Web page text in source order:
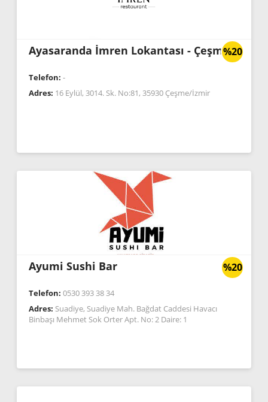
%20
Ayasaranda İmren Lokantası - Çeşme
Telefon: -
Adres: 16 Eylül, 3014. Sk. No:81, 35930 Çeşme/İzmir
%20
Ayumi Sushi Bar
Telefon: 0530 393 38 34
Adres: Suadiye, Suadiye Mah. Bağdat Caddesi Havacı
Binbaşı Mehmet Sok Orter Apt. No: 2 Daire: 1